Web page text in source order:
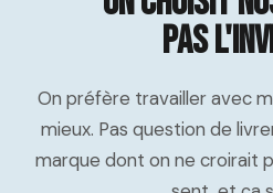
Pas
On préfère travailler avec
mieux. Pas question de
marque dont on ne croirait